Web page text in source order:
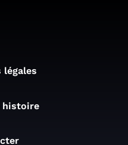
légales
histoire